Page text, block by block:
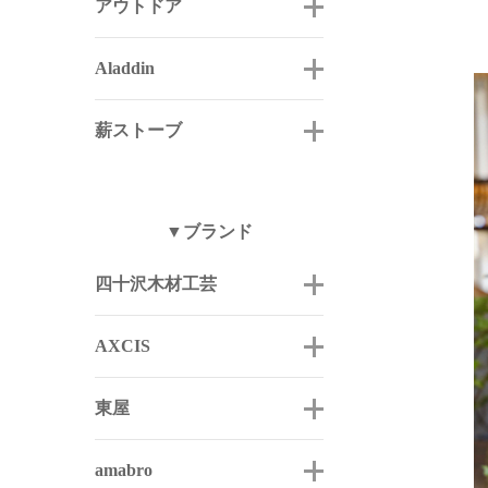
アウトドア
Aladdin
薪ストーブ
▼ブランド
四十沢木材工芸
AXCIS
東屋
amabro